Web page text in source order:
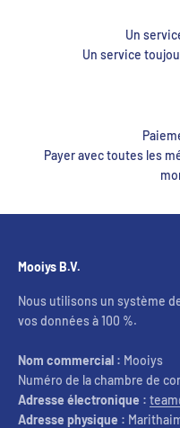
Un
Un service
Payer avec toutes les
Mooiys B.V.
Nous utilisons un système
vos données à 100 %.
Nom commercial : Mooiys
Numéro de la chambre de
Adresse électronique :
Adresse physique :